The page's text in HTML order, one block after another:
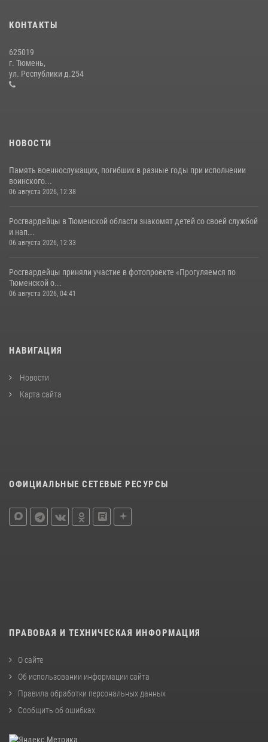
Сотрудники тюменского СОБР "Сова" отработали навыки
десантирования на Урале
16 июля 2026, 10:42
КОНТАКТЫ
625019
г. Тюмень,
ул. Республики д.254
НОВОСТИ
Память военнослужащих, погибших в разные годы при исполнении
воинского...
06 августа 2026, 12:38
Росгвардейцы в Тюменской области знакомят детей со своей службой
и нап...
06 августа 2026, 12:33
Росгвардейцы приняли участие в фотопроекте «Прогуляемся по
Тюменской о...
06 августа 2026, 04:41
НАВИГАЦИЯ
Новости
Карта сайта
ОФИЦИАЛЬНЫЕ СЕТЕВЫЕ РЕСУРСЫ
ПРАВОВАЯ И ТЕХНИЧЕСКАЯ ИНФОРМАЦИЯ
О сайте
Об использовании информации сайта
Правила обработки персональных данных
Сообщить об ошибках